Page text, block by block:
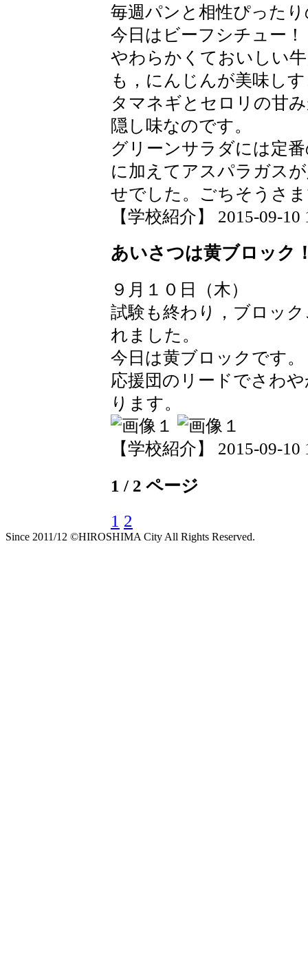
毎週パンと相性ぴった
今日はビーフシチュー！
やわらかくておいしい
も，にんじんが美味し
タマネギとセロリの甘
隠し味なのです。
グリーンサラダには定
に加えてアスパラガス
せでした。ごちそうさ
【学校紹介】 2015-09-10
あいさつは黄ブロック
９月１０日（木）
試験も終わり，ブロッ
れました。
今日は黄ブロックです。
応援団のリードでさわ
ります。
【学校紹介】 2015-09-10
1 / 2 ページ
1 2
Since 2011/12 ©HIROSHIMA City All Rights Reserved.